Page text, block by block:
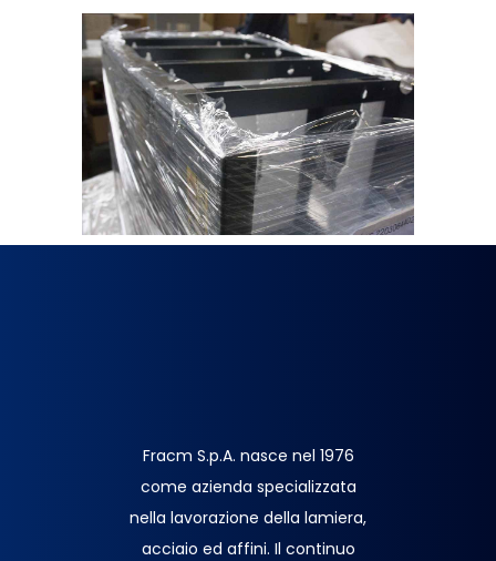
Fracm S.p.A. nasce nel 1976
come azienda specializzata
nella lavorazione della lamiera,
acciaio ed affini. Il continuo